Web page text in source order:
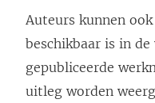
Auteurs kunnen
beschikbaar is in
gepubliceerde
uitleg worden